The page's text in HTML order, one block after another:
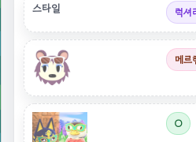
스타일 럭셔
메
O